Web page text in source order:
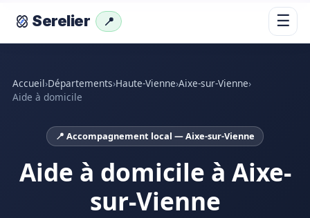
Serelier 📍 ☰
Accueil›Départements›Haute-Vienne›Aixe-sur-Vienne›
Aide à domicile
📍 Accompagnement local — Aixe-sur-Vienne
Aide à domicile à Aixe-
sur-Vienne